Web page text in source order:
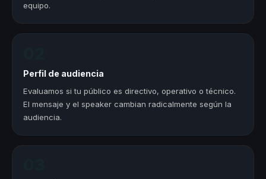
equipo.
Perfil de audiencia
Evaluamos si tu público es directivo, operativo o técnico.
El mensaje y el speaker cambian radicalmente según la
audiencia.